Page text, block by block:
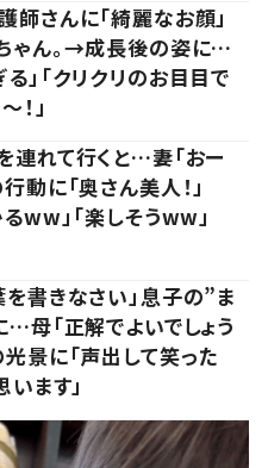
師さんに「綺麗なお顔」
ゃん。→成長後の姿に…
」「クリクリのお目目で
！」
連れて行くと…妻「おー
動に「奥さん美人！」
ww」「楽しそうww」
を書きなさい」息子の”ま
母「正解でよいでしょう
景に「声出して笑った
います」